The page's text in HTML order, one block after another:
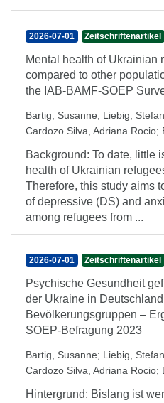
2026-07-01 Zeitschriftenartikel
Mental health of Ukrainian
compared to other
the IAB-BAMF-SOEP
Bartig, Susanne; Liebig, Stefan
Cardozo Silva, Adriana Rocio;
Background: To date, little
health of Ukrainian
Therefore, this study aims
of depressive (DS) and
among refugees from ...
2026-07-01 Zeitschriftenartikel
Psychische Gesundheit
der Ukraine in
Bevölkerungsgruppen –
SOEP-Befragung 2023
Bartig, Susanne; Liebig, Stefan
Cardozo Silva, Adriana Rocio;
Hintergrund: Bislang ist